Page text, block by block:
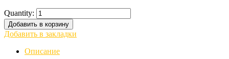
Quantity:
Добавить в корзину
Добавить в закладки
Описание